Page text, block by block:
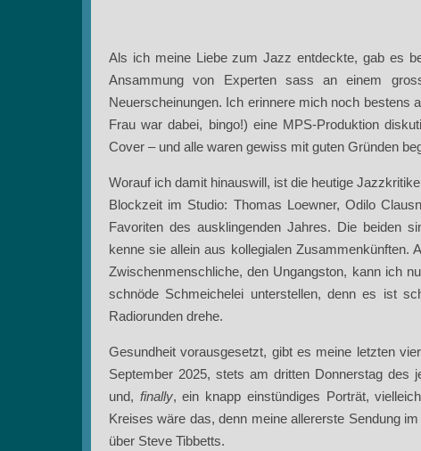
Als ich meine Liebe zum Jazz entdeckte, gab es
Ansammung von Experten sass an einem
Neuerscheinungen. Ich erinnere mich noch bestens
Frau war dabei, bingo!) eine MPS-Produktion
Cover – und alle waren gewiss mit guten Gründen
Worauf ich damit hinauswill, ist die heutige
Blockzeit im Studio: Thomas Loewner, Odilo
Favoriten des ausklingenden Jahres. Die beiden
kenne sie allein aus kollegialen Zusammenkünften.
Zwischenmenschliche, den Ungangston, kann ich
schnöde Schmeichelei unterstellen, denn es ist
Radiorunden drehe.
Gesundheit vorausgesetzt, gibt es meine letzten
September 2025, stets am dritten Donnerstag
und, finally, ein knapp einstündiges Porträt,
Kreises wäre das, denn meine allererste Sendung
über Steve Tibbetts.